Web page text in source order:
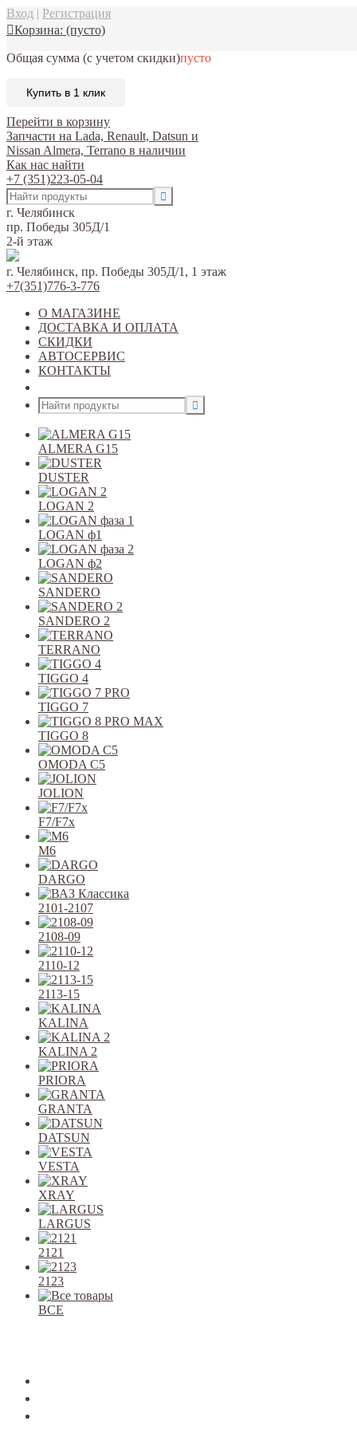
Вход | Регистрация
Корзина: (пусто)
Общая сумма (с учетом скидки)пусто
Купить в 1 клик
Перейти в корзину
Запчасти на Lada, Renault, Datsun и
Nissan Almera, Terrano в наличии
Как нас найти
+7 (351)223-05-04
г. Челябинск
пр. Победы 305Д/1
2-й этаж
г. Челябинск, пр. Победы 305Д/1, 1 этаж
+7(351)776-3-776
О МАГАЗИНЕ
ДОСТАВКА И ОПЛАТА
СКИДКИ
АВТОСЕРВИС
КОНТАКТЫ
ALMERA G15
DUSTER
LOGAN 2
LOGAN ф1
LOGAN ф2
SANDERO
SANDERO 2
TERRANO
TIGGO 4
TIGGO 7
TIGGO 8
OMODA C5
JOLION
F7/F7x
M6
DARGO
2101-2107
2108-09
2110-12
2113-15
KALINA
KALINA 2
PRIORA
GRANTA
DATSUN
VESTA
XRAY
LARGUS
2121
2123
ВСЕ